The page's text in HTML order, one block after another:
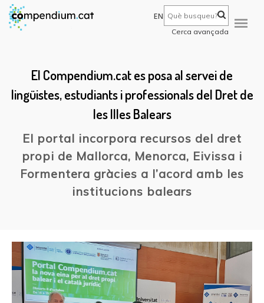
EN
Cerca avançada
El Compendium.cat es posa al servei de
lingüistes, estudiants i professionals del Dret de
les Illes Balears
El portal incorpora recursos del dret
propi de Mallorca, Menorca, Eivissa i
Formentera gràcies a l’acord amb les
institucions balears